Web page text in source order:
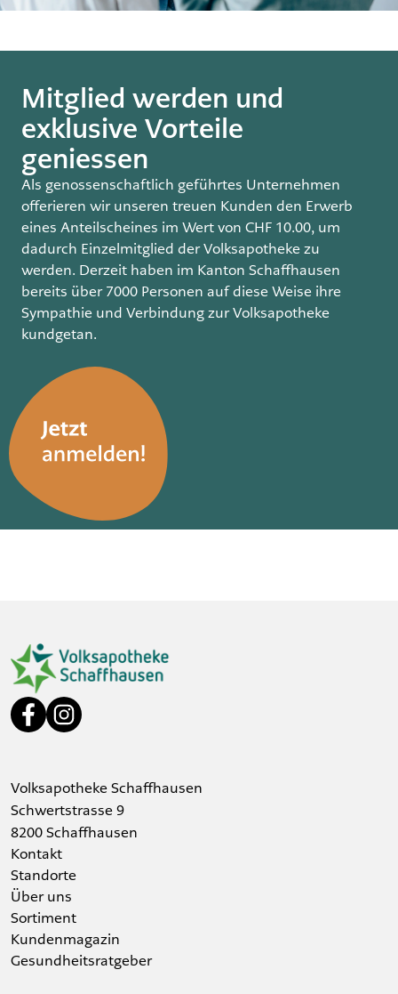
Mitglied werden und
exklusive Vorteile
geniessen
Als genossenschaftlich geführtes Unternehmen
offerieren wir unseren treuen Kunden den Erwerb
eines Anteilscheines im Wert von CHF 10.00, um
dadurch Einzelmitglied der Volksapotheke zu
werden. Derzeit haben im Kanton Schaffhausen
bereits über 7000 Personen auf diese Weise ihre
Sympathie und Verbindung zur Volksapotheke
kundgetan.
Volksapotheke Schaffhausen
Schwertstrasse 9
8200 Schaffhausen
Kontakt
Standorte
Über uns
Sortiment
Kundenmagazin
Gesundheitsratgeber